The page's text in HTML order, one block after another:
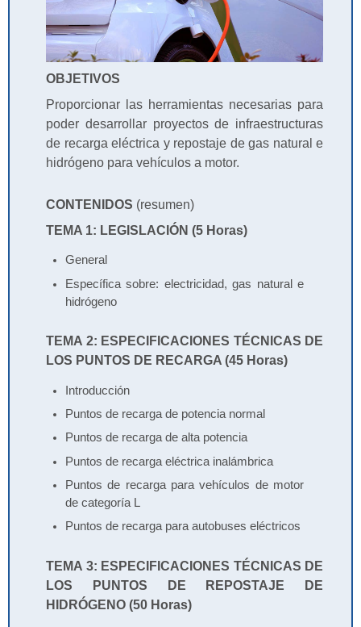
OBJETIVOS
Proporcionar las herramientas necesarias para
poder desarrollar proyectos de infraestructuras
de recarga eléctrica y repostaje de gas natural e
hidrógeno para vehículos a motor.
CONTENIDOS (resumen)
TEMA 1: LEGISLACIÓN (5 Horas)
General
Específica sobre: electricidad, gas natural e
hidrógeno
TEMA 2: ESPECIFICACIONES TÉCNICAS DE
LOS PUNTOS DE RECARGA (45 Horas)
Introducción
Puntos de recarga de potencia normal
Puntos de recarga de alta potencia
Puntos de recarga eléctrica inalámbrica
Puntos de recarga para vehículos de motor
de categoría L
Puntos de recarga para autobuses eléctricos
TEMA 3: ESPECIFICACIONES TÉCNICAS DE
LOS PUNTOS DE REPOSTAJE DE
HIDRÓGENO (50 Horas)